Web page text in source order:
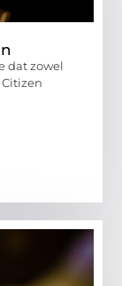
dat zowel